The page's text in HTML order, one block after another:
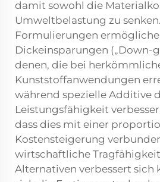
damit sowohl die
Umweltbelastung zu
Formulierungen
Dickeinsparungen („Down-
denen, die bei
Kunststoffanwendungen
während spezielle Additive
Leistungsfähigkeit
dass dies mit einer
Kostensteigerung
wirtschaftliche
Alternativen verbessert sich